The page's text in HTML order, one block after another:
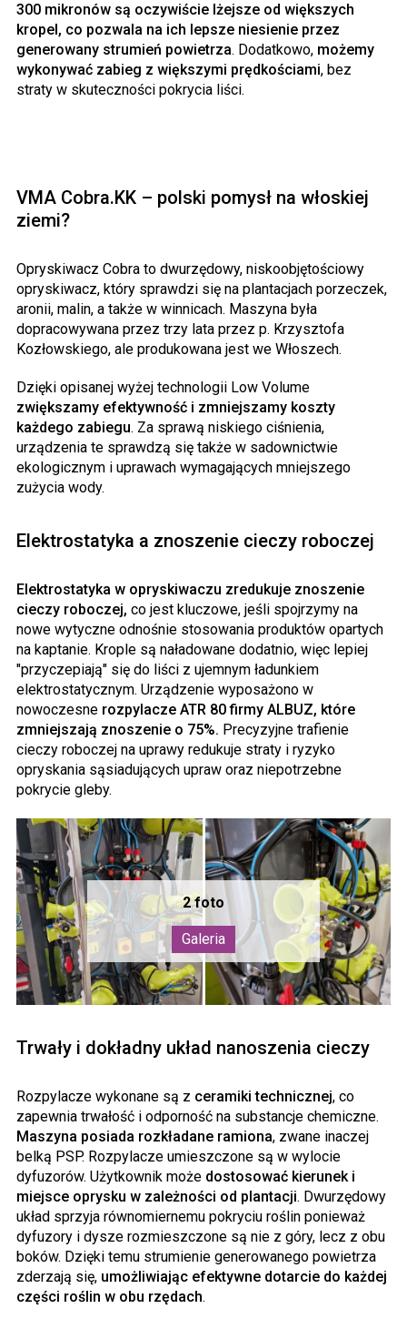
300 mikronów są oczywiście lżejsze od większych
kropel, co pozwala na ich lepsze niesienie przez
generowany strumień powietrza. Dodatkowo, możemy
wykonywać zabieg z większymi prędkościami, bez
straty w skuteczności pokrycia liści.
VMA Cobra.KK – polski pomysł na włoskiej
ziemi?
Opryskiwacz Cobra to dwurzędowy, niskoobjętościowy
opryskiwacz, który sprawdzi się na plantacjach porzeczek,
aronii, malin, a także w winnicach. Maszyna była
dopracowywana przez trzy lata przez p. Krzysztofa
Kozłowskiego, ale produkowana jest we Włoszech.
Dzięki opisanej wyżej technologii Low Volume
zwiększamy efektywność i zmniejszamy koszty
każdego zabiegu. Za sprawą niskiego ciśnienia,
urządzenia te sprawdzą się także w sadownictwie
ekologicznym i uprawach wymagających mniejszego
zużycia wody.
Elektrostatyka a znoszenie cieczy roboczej
Elektrostatyka w opryskiwaczu zredukuje znoszenie
cieczy roboczej, co jest kluczowe, jeśli spojrzymy na
nowe wytyczne odnośnie stosowania produktów opartych
na kaptanie. Krople są naładowane dodatnio, więc lepiej
"przyczepiają" się do liści z ujemnym ładunkiem
elektrostatycznym. Urządzenie wyposażono w
nowoczesne rozpylacze ATR 80 firmy ALBUZ, które
zmniejszają znoszenie o 75%. Precyzyjne trafienie
cieczy roboczej na uprawy redukuje straty i ryzyko
opryskania sąsiadujących upraw oraz niepotrzebne
pokrycie gleby.
Trwały i dokładny układ nanoszenia cieczy
Rozpylacze wykonane są z ceramiki technicznej, co
zapewnia trwałość i odporność na substancje chemiczne.
Maszyna posiada rozkładane ramiona, zwane inaczej
belką PSP. Rozpylacze umieszczone są w wylocie
dyfuzorów. Użytkownik może dostosować kierunek i
miejsce oprysku w zależności od plantacji. Dwurzędowy
układ sprzyja równomiernemu pokryciu roślin ponieważ
dyfuzory i dysze rozmieszczone są nie z góry, lecz z obu
boków. Dzięki temu strumienie generowanego powietrza
zderzają się, umożliwiając efektywne dotarcie do każdej
części roślin w obu rzędach.